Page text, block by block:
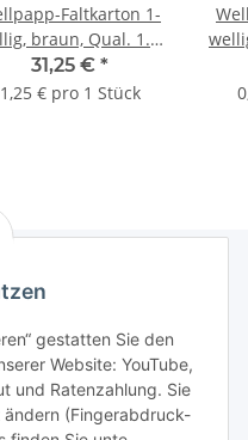
Faltkarton 1-
braun, Qual. 1.2,
A4 | 305 x 215 x 160
(L x B x H) Innenmaß
31,25 € *
1,25 € pro 1 Stück
gestatten Sie den
Website: YouTube,
und Ratenzahlung. Sie
(Fingerabdruck-